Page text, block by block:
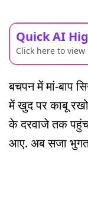
Quick AI
Click here to view
बचपन में मां-बाप
में खुद पर काबू
के दरवाजे तक
आए. अब सजा